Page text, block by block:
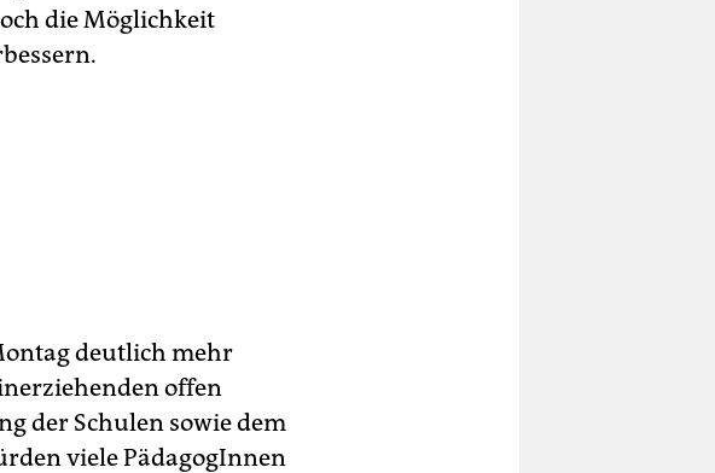
die Möglichkeit
deutlich mehr
offen
der Schulen sowie dem
viele PädagogInnen